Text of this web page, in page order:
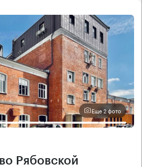
Еще 2 фото
Рябовской